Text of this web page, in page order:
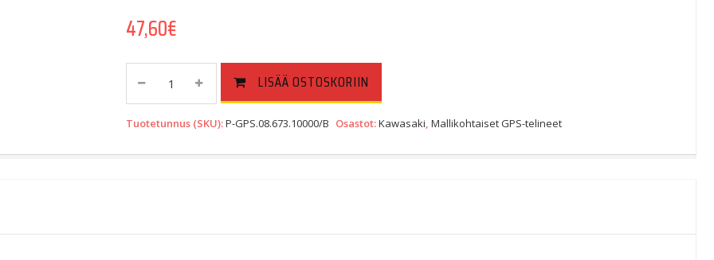
47,60€
GPS-
Kawasaki
LISÄÄ OSTOSKORIIN
Tuotetunnus (SKU):P-GPS.08.673.10000/B Osastot:Kawasaki ,Mallikohtaiset GPS-telineet